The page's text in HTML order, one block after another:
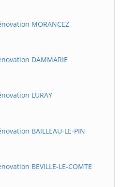
MORANCEZ
DAMMARIE
LURAY
BAILLEAU-LE-PIN
BEVILLE-LE-COMTE